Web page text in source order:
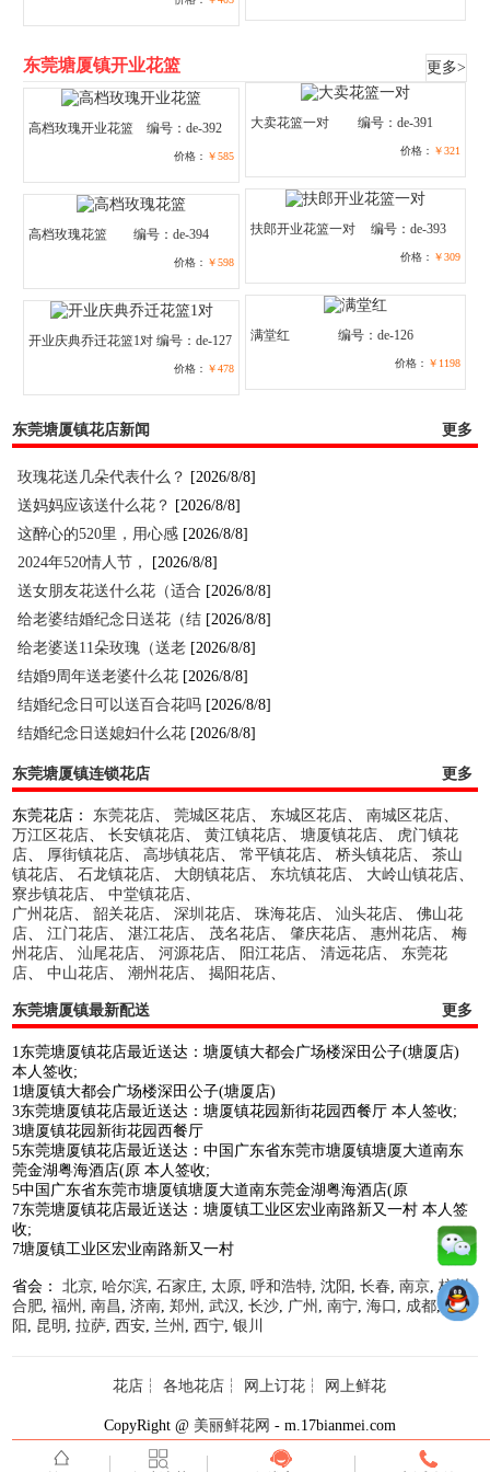
东莞塘厦镇开业花篮 更多>
高档玫瑰开业花篮 编号：de-392
价格： ￥585
大卖花篮一对 编号：de-391
价格： ￥321
高档玫瑰花篮 编号：de-394
价格： ￥598
扶郎开业花篮一对 编号：de-393
价格： ￥309
开业庆典乔迁花篮1对 编号：de-127
价格： ￥478
满堂红 编号：de-126
价格： ￥1198
东莞塘厦镇花店新闻 更多
玫瑰花送几朵代表什么？ [2026/8/8]
送妈妈应该送什么花？ [2026/8/8]
这醉心的520里，用心感 [2026/8/8]
2024年520情人节，
[2026/8/8]
送女朋友花送什么花（适合 [2026/8/8]
给老婆结婚纪念日送花（结 [2026/8/8]
给老婆送11朵玫瑰（送老 [2026/8/8]
结婚9周年送老婆什么花 [2026/8/8]
结婚纪念日可以送百合花吗 [2026/8/8]
结婚纪念日送媳妇什么花 [2026/8/8]
东莞塘厦镇连锁花店 更多
东莞花店： 东莞花店、莞城区花店、 东城区花店、南城区花店、
万江区花店、长安镇花店、黄江镇花店、塘厦镇花店、 虎门镇花
店、 厚街镇花店、高埗镇花店、常平镇花店、桥头镇花店、茶山
镇花店、石龙镇花店、 大朗镇花店、 东坑镇花店、 大岭山镇花店、
寮步镇花店、中堂镇花店、
广州花店、韶关花店、深圳花店、珠海花店、汕头花店、佛山花
店、江门花店、湛江花店、 茂名花店、肇庆花店、惠州花店、梅
州花店、汕尾花店、河源花店、 阳江花店、清远花店、 东莞花
店、中山花店、潮州花店、揭阳花店、
东莞塘厦镇最新配送 更多
1东莞塘厦镇花店最近送达：塘厦镇大都会广场楼深田公子(塘厦店)
本人签收;
1塘厦镇大都会广场楼深田公子(塘厦店)
3东莞塘厦镇花店最近送达：塘厦镇花园新街花园西餐厅 本人签收;
3塘厦镇花园新街花园西餐厅
5东莞塘厦镇花店最近送达：中国广东省东莞市塘厦镇塘厦大道南东
莞金湖粤海酒店(原 本人签收;
5中国广东省东莞市塘厦镇塘厦大道南东莞金湖粤海酒店(原
7东莞塘厦镇花店最近送达：塘厦镇工业区宏业南路新又一村 本人签
收;
7塘厦镇工业区宏业南路新又一村
省会：北京, 哈尔滨,石家庄, 太原,呼和浩特,沈阳 ,长春,南京,杭州,
合肥,福州 ,南昌 ,济南,郑州 ,武汉 ,长沙, 广州 ,南宁,海口 , 成都,贵
阳 , 昆明 ,拉萨,西安, 兰州 ,西宁,银川
花店 ┆ 各地花店 ┆ 网上订花 ┆ 网上鲜花
CopyRight @ 美丽鲜花网 - m.17bianmei.com